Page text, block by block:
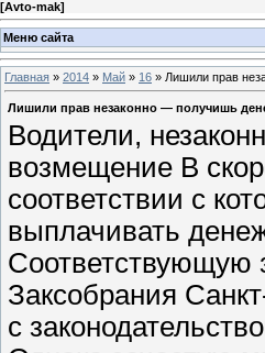
[Avto-mak]
Меню сайта
Главная » 2014 » Май » 16 » Лишили прав
Лишили прав незаконно — получишь
Водители,
возмещение В
соответствии с
выплачивать
Соответствующую
Заксобрания
с